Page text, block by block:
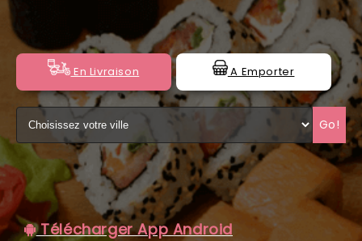
VOTRE COMPTE
NOTRE RESTAURANT
VOS AVIS
MENTIONS LÉGALES
C.G.V
En Livraison A Emporter
Go!
Télécharger App Android